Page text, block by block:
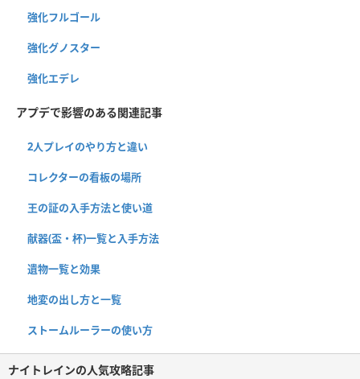
強化フルゴール
強化グノスター
強化エデレ
アプデで影響のある関連記事
2人プレイのやり方と違い
コレクターの看板の場所
王の証の入手方法と使い道
献器(盃・杯)一覧と入手方法
遺物一覧と効果
地変の出し方と一覧
ストームルーラーの使い方
ナイトレインの人気攻略記事